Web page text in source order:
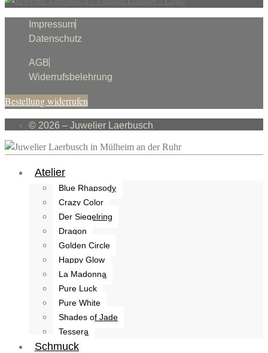
Impressum
Datenschutz
AGB
Widerrufsbelehrung
Bestellung widerrufen
© 2026 – Juwelier Laerbusch
Atelier
Blue Rhapsody
Crazy Color
Der Siegelring
Dragon
Golden Circle
Happy Glow
La Madonna
Pure Luck
Pure White
Shades of Jade
Tessera
Schmuck